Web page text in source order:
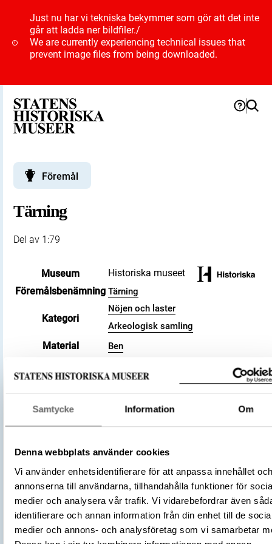
Samtycke Information Om
Denna webbplats använder cookies
Vi använder enhetsidentifierare för att anpassa innehållet och
annonserna till användarna, tillhandahålla funktioner för
medier och analysera vår trafik. Vi vidarebefordrar även
identifierare och annan information från din enhet till de
medier och annons- och analysföretag som vi samarbetar
Just nu har vi tekniska bekymmer som gör att det inte
går att ladda ner bildfiler./
We are currently experiencing technical issues that
prevent image files from being downloaded.
Föremål
Tärning
Del av 1:79
Museum
Historiska museet
Föremålsbenämning Tärning
Kategori
Nöjen och laster
Arkeologisk samling
Material Ben
Datering
550 – 800
Tidsperiod
Vendeltid
Föremålsnummer
1157460_HST
Andra nummer
Fyndnummer: 1
Förvärvsnummer
34558
Förvärvsmetod
KML
Förvärvsdatum
2006
Fyndplats
Plats: Rickeby, Fornlämning:
Socken: Vallentuna socken, Kommun:
Vallentuna kommun, Landskap: